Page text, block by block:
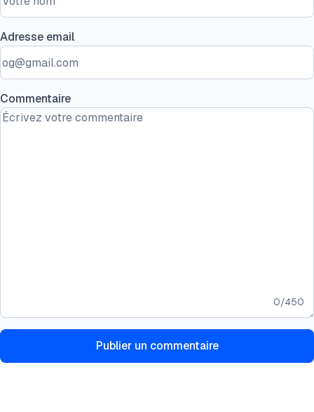
Adresse email
Commentaire
0/450
Publier un commentaire